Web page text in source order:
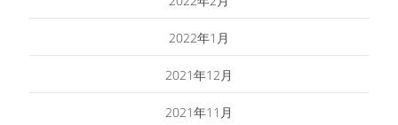
2022年1月
2021年12月
2021年11月